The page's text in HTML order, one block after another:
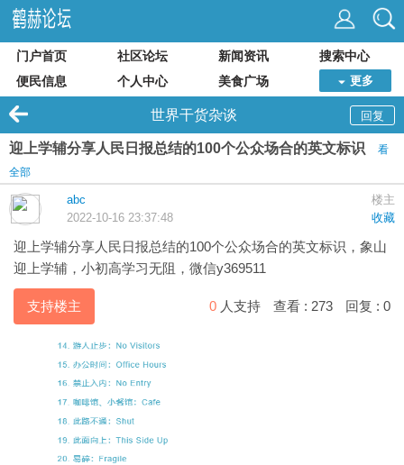
门户首页 社区论坛 新闻资讯
搜索中心
便民信息
个人中心 美食广场 更多
回复
世界干货杂谈
迎上学辅分享人民日报总结的100个公众场合的英文标识
看
全部
楼主
abc
收藏
2022-10-16 23:37:48
迎上学辅分享人民日报总结的100个公众场合的英文标识，象山
迎上学辅，小初高学习无阻，微信y369511
支持楼主 0 人支持 查看 : 273 回复 : 0